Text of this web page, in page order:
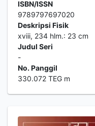
ISBN/ISSN
9789797697020
Deskripsi Fisik
xviii, 234 hlm.: 23 cm
Judul Seri
-
No. Panggil
330.072 TEG m